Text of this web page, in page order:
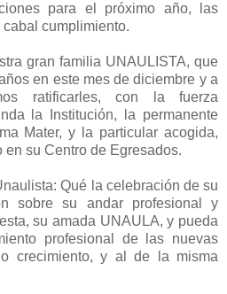
para el próximo año, las
cumplimiento.
gran familia UNAULISTA, que
en este mes de diciembre y a
ratificarles, con la fuerza
la Institución, la permanente
Mater, y la particular acogida,
su Centro de Egresados.
Qué la celebración de su
sobre su andar profesional y
su amada UNAULA, y pueda
profesional de las nuevas
crecimiento, y al de la misma